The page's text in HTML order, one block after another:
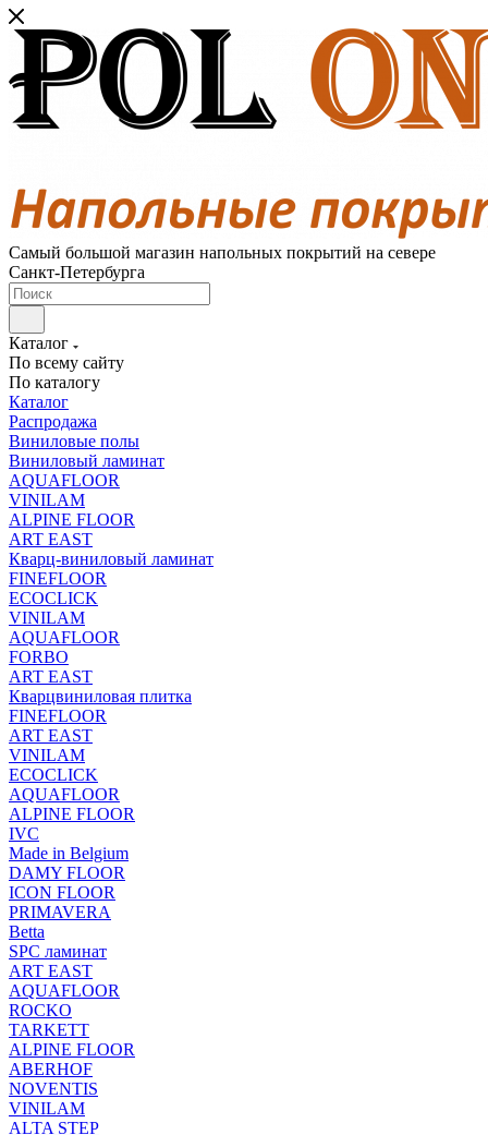
Самый большой магазин напольных покрытий на севере
Санкт-Петербурга
Каталог
По всему сайту
По каталогу
Каталог
Распродажа
Виниловые полы
Виниловый ламинат
AQUAFLOOR
VINILAM
ALPINE FLOOR
ART EAST
Кварц-виниловый ламинат
FINEFLOOR
ECOCLICK
VINILAM
AQUAFLOOR
FORBO
ART EAST
Кварцвиниловая плитка
FINEFLOOR
ART EAST
VINILAM
ECOCLICK
AQUAFLOOR
ALPINE FLOOR
IVC
Made in Belgium
DAMY FLOOR
ICON FLOOR
PRIMAVERA
Betta
SPC ламинат
ART EAST
AQUAFLOOR
ROCKO
TARKETT
ALPINE FLOOR
ABERHOF
NOVENTIS
VINILAM
ALTA STEP